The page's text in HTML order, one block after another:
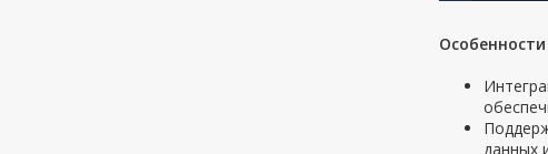
данных